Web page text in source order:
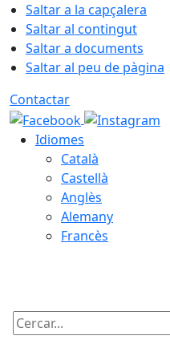
Saltar a la capçalera
Saltar al contingut
Saltar a documents
Saltar al peu de pàgina
Contactar
Idiomes
Català
Castellà
Anglès
Alemany
Francès
Cercar: